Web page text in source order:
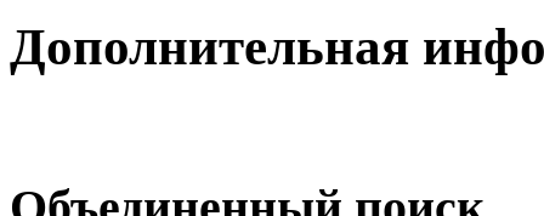
Дополнительная